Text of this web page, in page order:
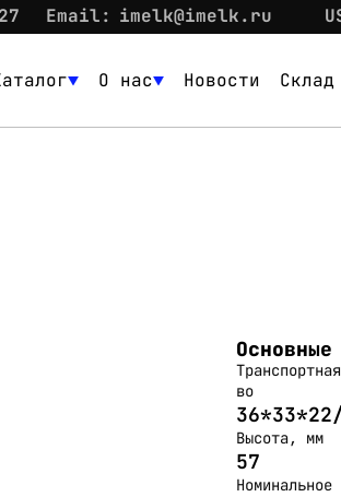
Email: imelk@imelk.ru
О нас Новости Склад
во
Высота, мм
57